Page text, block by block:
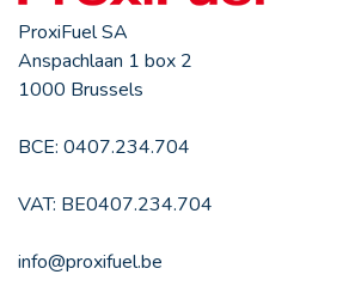
ProxiFuel SA
Anspachlaan 1 box 2
1000 Brussels
BCE: 0407.234.704
VAT: BE0407.234.704
info@proxifuel.be